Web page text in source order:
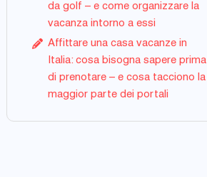
da golf – e come organizzare la
vacanza intorno a essi
Affittare una casa vacanze in
Italia: cosa bisogna sapere prima
di prenotare – e cosa tacciono la
maggior parte dei portali